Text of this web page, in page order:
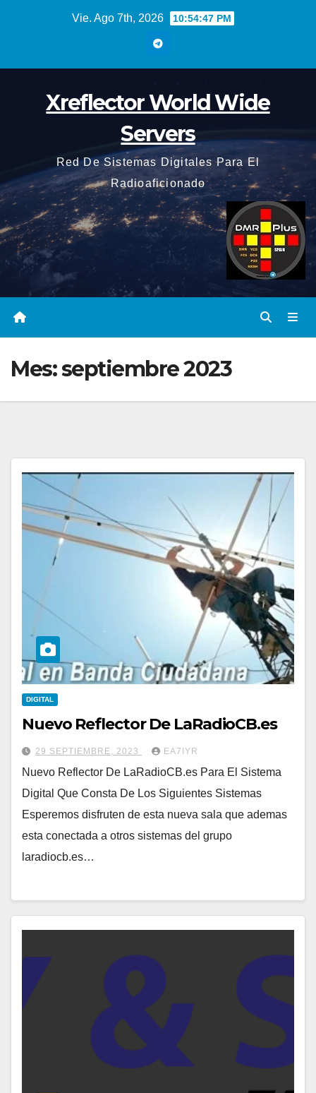
Vie. Ago 7th, 2026 10:54:48 PM
Xreflector World Wide
Servers
Red De Sistemas Digitales Para El
Radioaficionado
Mes:septiembre 2023
DIGITAL
Nuevo Reflector De LaRadioCB.es
29 SEPTIEMBRE, 2023 EA7IYR
Nuevo Reflector De LaRadioCB.es Para El Sistema
Digital Que Consta De Los Siguientes Sistemas
Esperemos disfruten de esta nueva sala que ademas
esta conectada a otros sistemas del grupo
laradiocb.es…